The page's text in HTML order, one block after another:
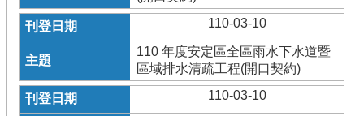
110-03-10
110 年度安定區全區雨水下水道暨
區域排水清疏工程(開口契約)
110-03-10